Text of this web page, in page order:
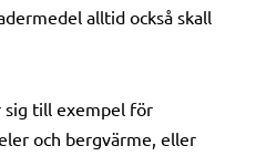
alltid också skall
sig till exempel för
och bergvärme, eller